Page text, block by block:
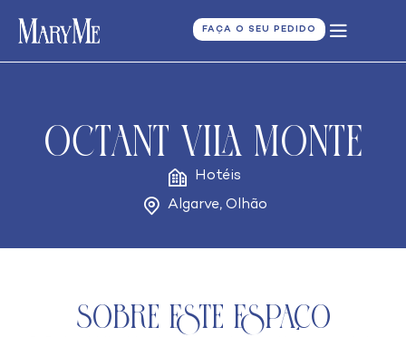
FAÇA O SEU PEDIDO
Octant Vila Monte
Hotéis
Algarve,Olhão
Sobre este espaço